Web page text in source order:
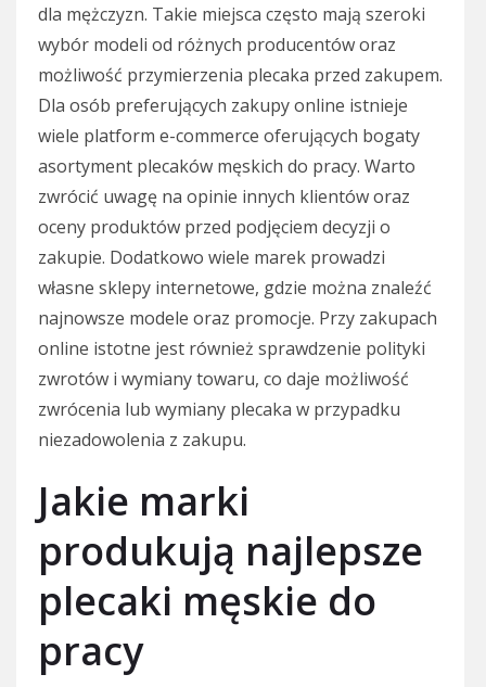
dla mężczyzn. Takie miejsca często mają szeroki
wybór modeli od różnych producentów oraz
możliwość przymierzenia plecaka przed zakupem.
Dla osób preferujących zakupy online istnieje
wiele platform e-commerce oferujących bogaty
asortyment plecaków męskich do pracy. Warto
zwrócić uwagę na opinie innych klientów oraz
oceny produktów przed podjęciem decyzji o
zakupie. Dodatkowo wiele marek prowadzi
własne sklepy internetowe, gdzie można znaleźć
najnowsze modele oraz promocje. Przy zakupach
online istotne jest również sprawdzenie polityki
zwrotów i wymiany towaru, co daje możliwość
zwrócenia lub wymiany plecaka w przypadku
niezadowolenia z zakupu.
Jakie marki
produkują najlepsze
plecaki męskie do
pracy